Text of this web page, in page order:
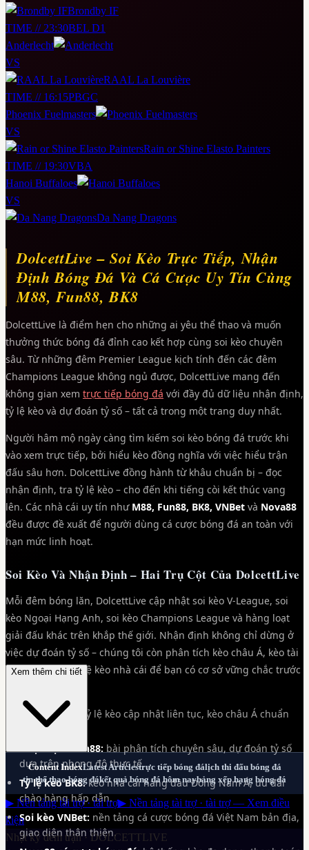
Brondby IF
TIME // 23:30BEL D1
Anderlecht
VS
RAAL La Louvière
TIME // 16:15PBGC
Phoenix Fuelmasters
VS
Rain or Shine Elasto Painters
TIME // 19:30VBA
Hanoi Buffaloes
VS
Da Nang Dragons
DolcettLive – Soi Kèo Trực Tiếp, Nhận
Định Bóng Đá Và Cá Cược Uy Tín Cùng
M88, Fun88, BK8
DolcettLive là điểm hẹn cho những ai yêu thể thao và muốn
thưởng thức bóng đá đỉnh cao kết hợp cùng soi kèo chuyên
sâu. Từ những đêm Premier League kịch tính đến các đêm
Champions League không ngủ được, DolcettLive mang đến
không gian xem trực tiếp bóng đá với đầy đủ dữ liệu nhận định,
tỷ lệ kèo và dự đoán tỷ số – tất cả trong một trang duy nhất.
Người hâm mộ ngày càng tìm kiếm soi kèo bóng đá trước khi
vào xem trực tiếp, bởi hiểu kèo đồng nghĩa với việc hiểu trận
đấu sâu hơn. DolcettLive đồng hành từ khâu chuẩn bị – đọc
nhận định, tra tỷ lệ kèo – cho đến khi tiếng còi kết thúc vang
lên. Các nhà cái uy tín như M88, Fun88, BK8, VNBet và Nova88
đều được đề xuất để người dùng cá cược bóng đá an toàn với
hạn mức linh hoạt.
Soi Kèo Và Nhận Định – Hai Trụ Cột Của DolcettLive
Mỗi đêm bóng lăn, DolcettLive cập nhật soi kèo V-League, soi
kèo Ngoại Hạng Anh, soi kèo Champions League và hàng loạt
giải đấu khác trên khắp thế giới. Nhận định không chỉ dừng ở
việc dự đoán tỷ số – chúng tôi còn phân tích kèo châu Á, kèo tài
xỉu, xu hướng tỷ lệ kèo nhà cái để bạn có cơ sở vững chắc trước
Soi kèo M88:
tỷ lệ kèo cập nhật liên tục, kèo châu Á chuẩn
xác từng trận.
Nhận định Fun88: bài phân tích chuyên sâu, dự đoán tỷ số
dựa trên phong độ thực tế.
Tỷ lệ kèo BK8:kèo nhà cái hàng đầu Đông Nam Á, ưu đãi
chào hàng hấp dẫn.
Soi kèo VNBet: nền tảng cá cược bóng đá Việt Nam bản địa,
giao diện thân thiện.
Xem thêm chi tiết
Content IndexLatest Articlestrực tiếp bóng đálịch thi đấu bóng đá
tin thể thao bóng đákết quả bóng đá hôm naybảng xếp hạng bóng đá
▶ Nền tảng tài trợ · tài trợ▶ Nền tảng tài trợ · tài trợ — Xem điều
kiện
Nhật ký đêm trận · DOLCETTLIVE